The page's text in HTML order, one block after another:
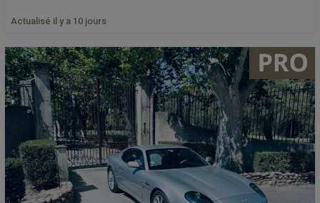
Actualisé il y a 10 jours